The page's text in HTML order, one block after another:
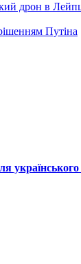
дрон в
Путіна
українського